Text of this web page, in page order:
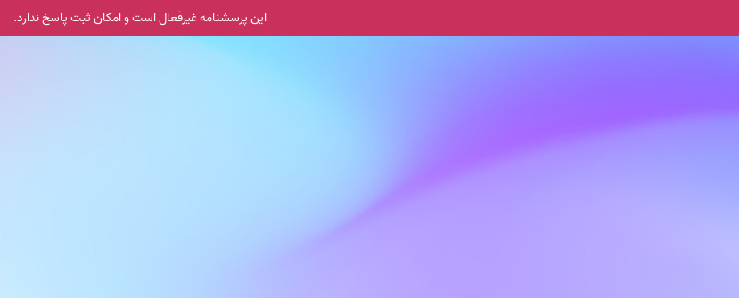
این پرسشنامه غیر‌فعال است و امکان ثبت پاسخ ندارد.